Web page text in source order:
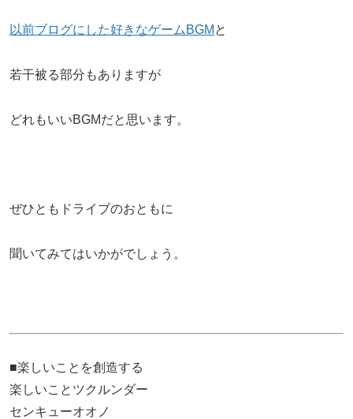
以前ブログにした好きなゲームBGM と
若干被る部分もありますが
どれもいいBGMだと思います。
ぜひともドライブのおともに
聞いてみてはいかがでしょう。
■楽しいことを創造する
楽しいことツクルンダー
センキューオオノ